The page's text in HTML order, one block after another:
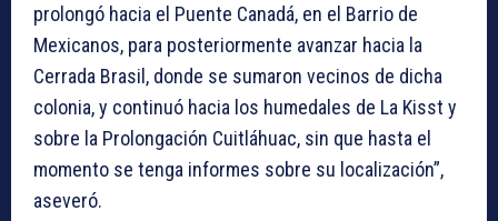
prolongó hacia el Puente Canadá, en el Barrio de
Mexicanos, para posteriormente avanzar hacia la
Cerrada Brasil, donde se sumaron vecinos de dicha
colonia, y continuó hacia los humedales de La Kisst y
sobre la Prolongación Cuitláhuac, sin que hasta el
momento se tenga informes sobre su localización”,
aseveró.